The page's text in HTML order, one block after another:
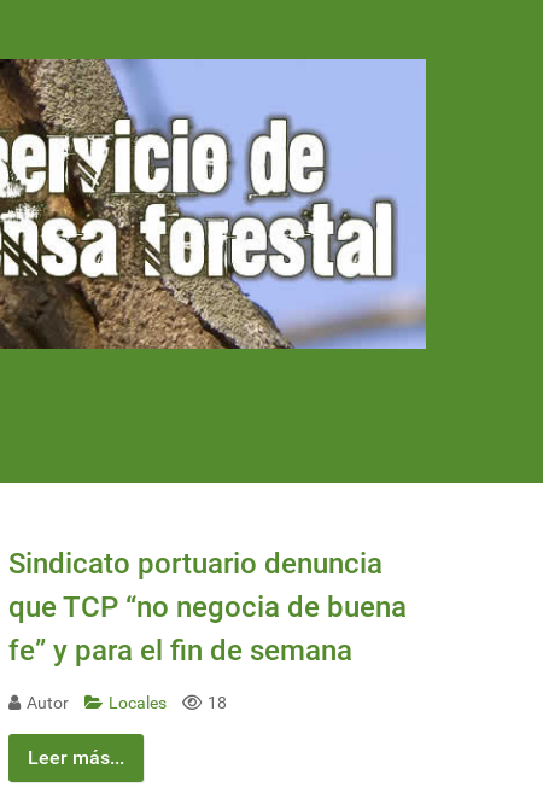
Sindicato portuario denuncia
que TCP “no negocia de buena
fe” y para el fin de semana
Autor Locales 18
Leer más...